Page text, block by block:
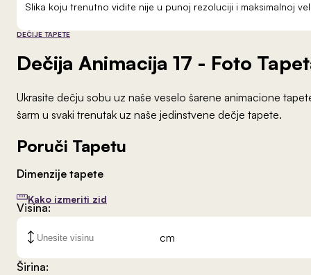
Slika koju trenutno vidite nije u punoj rezoluciji i maksimalnoj
DEČIJE TAPETE
Dečija Animacija 17 - Foto
Ukrasite dečju sobu uz naše veselo šarene animacione
šarm u svaki trenutak uz naše jedinstvene dečje tapete.
Poruči Tapetu
Dimenzije tapete
Kako izmeriti zid
Visina:
cm
Širina: